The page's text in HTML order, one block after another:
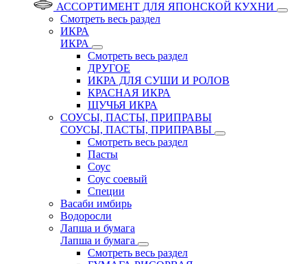
АССОРТИМЕНТ ДЛЯ ЯПОНСКОЙ КУХНИ
Смотреть весь раздел
ИКРА
ИКРА
Смотреть весь раздел
ДРУГОЕ
ИКРА ДЛЯ СУШИ И РОЛОВ
КРАСНАЯ ИКРА
ЩУЧЬЯ ИКРА
СОУСЫ, ПАСТЫ, ПРИПРАВЫ
СОУСЫ, ПАСТЫ, ПРИПРАВЫ
Смотреть весь раздел
Пасты
Соус
Соус соевый
Специи
Васаби имбирь
Водоросли
Лапша и бумага
Лапша и бумага
Смотреть весь раздел